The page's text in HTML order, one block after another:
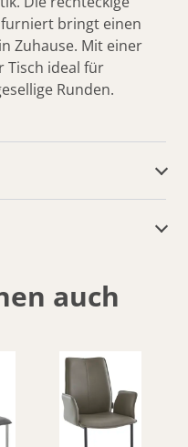
bringt einen
Zuhause. Mit einer
Tisch ideal für
Runden.
auch